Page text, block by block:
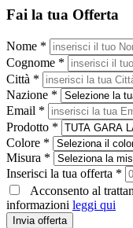
Fai la tua Offerta
Nome *
Cognome *
Città *
Nazione *
Email *
Prodotto *
Colore *
Misura *
Inserisci la tua offerta *
Acconsento al
informazioni leggi qui
Invia offerta